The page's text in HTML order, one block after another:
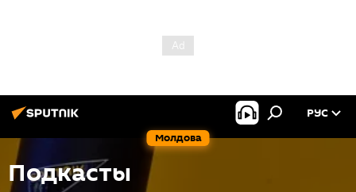
Молдова
РУС
Подкасты